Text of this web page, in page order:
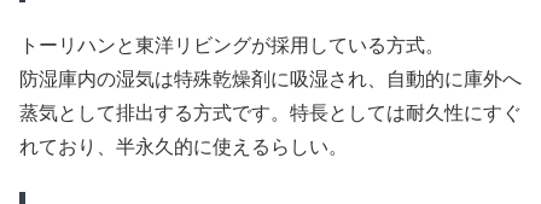
トーリハンと東洋リビングが採用している方式。
防湿庫内の湿気は特殊乾燥剤に吸湿され、自動的に庫外へ
蒸気として排出する方式です。特長としては耐久性にすぐ
れており、半永久的に使えるらしい。